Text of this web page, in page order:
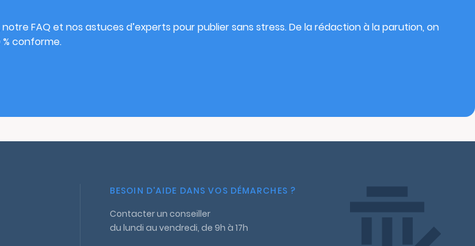
FAQ et nos astuces d’experts pour publier sans stress. De la rédaction à la parution, on
conforme.
BESOIN D'AIDE DANS VOS DÉMARCHES ?
Contacter un conseiller
du lundi au vendredi, de 9h à 17h